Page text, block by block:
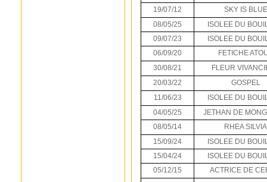
19/07/12
SKY IS BLUE
08/05/25
ISOLEE DU
09/07/23
ISOLEE DU
06/09/20
FETICHE
30/08/21
FLEUR
20/03/22
GOSPEL
11/06/23
ISOLEE DU
04/05/25
JETHAN DE
08/05/14
RHEA SILVIA
15/09/24
ISOLEE DU
15/04/24
ISOLEE DU
05/12/15
ACTRICE DE